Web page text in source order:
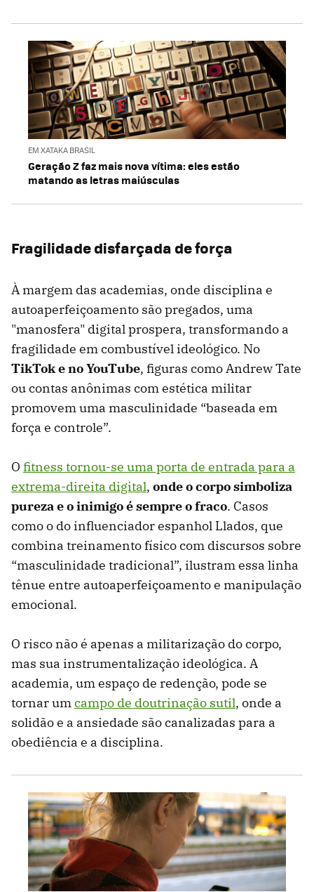
EM XATAKA BRASIL
Geração Z faz mais nova vítima: eles estão
matando as letras maiúsculas
Fragilidade disfarçada de força
À margem das academias, onde disciplina e
autoaperfeiçoamento são pregados, uma
"manosfera" digital prospera, transformando a
fragilidade em combustível ideológico. No
TikTok e no YouTube, figuras como Andrew Tate
ou contas anônimas com estética militar
promovem uma masculinidade “baseada em
força e controle”.
O fitness tornou-se uma porta de entrada para a
extrema-direita digital, onde o corpo simboliza
pureza e o inimigo é sempre o fraco. Casos
como o do influenciador espanhol Llados, que
combina treinamento físico com discursos sobre
“masculinidade tradicional”, ilustram essa linha
tênue entre autoaperfeiçoamento e manipulação
emocional.
O risco não é apenas a militarização do corpo,
mas sua instrumentalização ideológica. A
academia, um espaço de redenção, pode se
tornar umcampo de doutrinação sutil, onde a
solidão e a ansiedade são canalizadas para a
obediência e a disciplina.